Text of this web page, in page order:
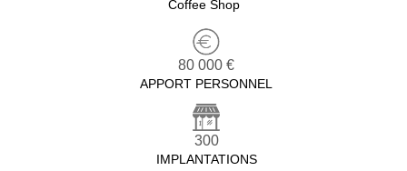
Coffee Shop
80 000 €
APPORT PERSONNEL
300
IMPLANTATIONS